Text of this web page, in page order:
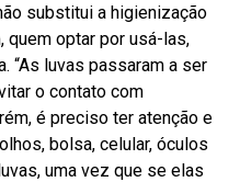
substitui a higienização
quem optar por usá-las,
“As luvas passaram a ser
o contato com
é preciso ter atenção e
bolsa, celular, óculos
uma vez que se elas